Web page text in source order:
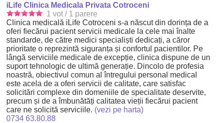
iLife Clinica Medicala Privata Cotroceni
1 vot / 1 parere
Clinica medicală iLife Cotroceni s-a născut din dorința de a
oferi fiecărui pacient servicii medicale la cele mai înalte
standarde, de către medici specialiști dedicați, a căror
prioritate o reprezintă siguranța și confortul pacientilor. Pe
lângă serviciile medicale de excepție, clinica dispune de un
suport tehnologic de ultimă generație. Dincolo de profesia
noastră, obiectivul comun al întregului personal medical
este acela de a oferi servicii de calitate, care satisfac
solicitări complexe din domeniile de specialitate deservite,
precum și de a îmbunătăți calitatea vieții fiecărui pacient
care ne solicită serviciile. (vezi pe harta)
0734 63.80.88